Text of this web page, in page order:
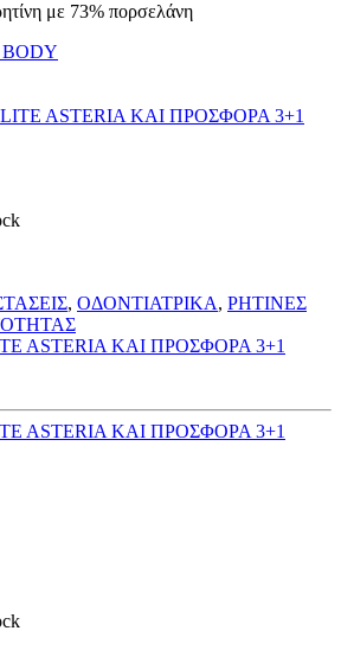
με 73% πορσελάνη
, ΟΔΟΝΤΙΑΤΡΙΚΑ, ΡΗΤΙΝΕΣ
ASTERIA ΚΑΙ ΠΡΟΣΦΟΡΑ 3+1
ASTERIA ΚΑΙ ΠΡΟΣΦΟΡΑ 3+1